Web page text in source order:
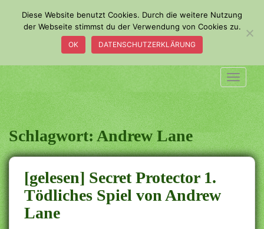
m
a
i
n
c
o
n
t
e
n
t
Schlagwort:Andrew Lane
[gelesen] Secret Protector 1.
Tödliches Spiel von Andrew
Lane
Diese Website benutzt Cookies. Durch die weitere Nutzung
der Webseite stimmst du der Verwendung von Cookies zu.
OK DATENSCHUTZERKLÄRUNG